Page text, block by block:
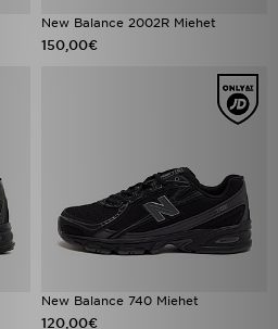
New Balance 2002R Miehet
150,00€
New Balance 740 Miehet
120,00€